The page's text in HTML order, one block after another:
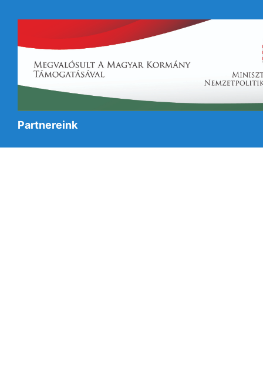
Partnereink